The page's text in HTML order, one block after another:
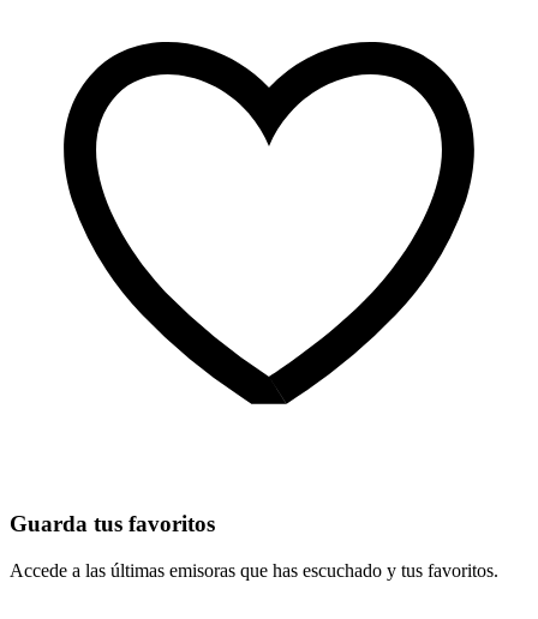
Guarda tus favoritos
Accede a las últimas emisoras que has escuchado y tus favoritos.